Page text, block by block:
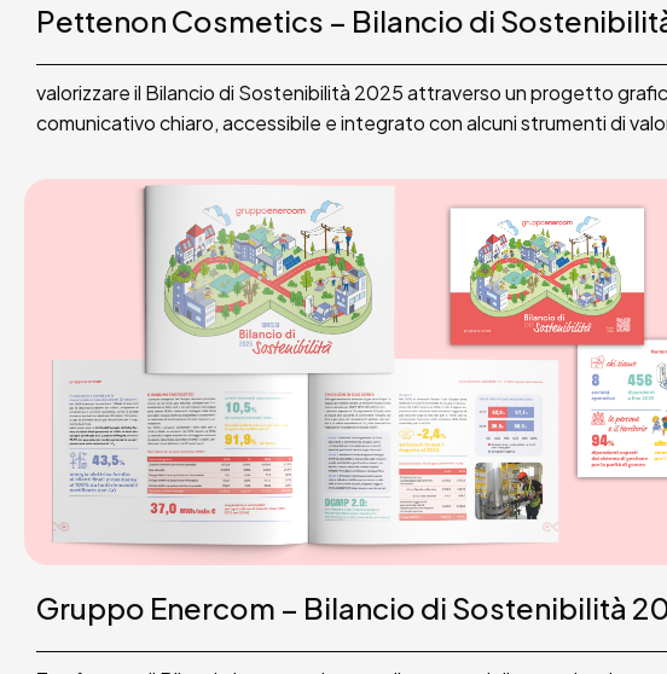
Pettenon Cosmetics – Bilancio di
valorizzare il Bilancio di Sostenibilità 2025 attraverso un progetto
comunicativo chiaro, accessibile e integrato con alcuni strumenti di
Gruppo Enercom – Bilancio di Sostenibilità